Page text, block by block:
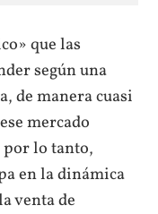
que las
según una
de manera cuasi
mercado
por lo tanto,
en la dinámica
venta de